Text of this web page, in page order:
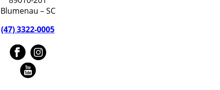
Blumenau – SC
(47) 3322-0005